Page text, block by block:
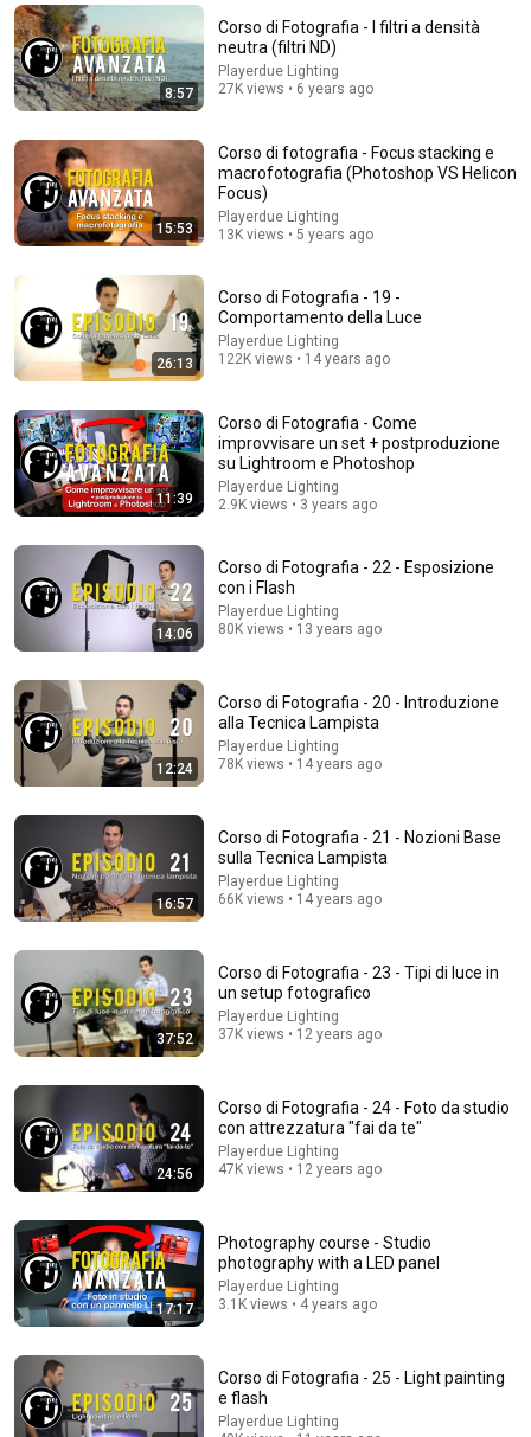
Hidden Reasons)
Ben Azadi • 623K views
LIVE: TURMOIL In Iran - IRGC Prepare Mojtaba
Tousi TV
New 278K views
ways to get it perfect.
Fabrizio Pavia 13K views
8:57
Corso di Fotografia - I filtri a densità
neutra (filtri ND)
Playerdue Lighting
27K views • 6 years ago
15:53
Corso di fotografia - Focus stacking e
macrofotografia (Photoshop VS Helicon
Focus)
Playerdue Lighting
13K views • 5 years ago
26:13
Corso di Fotografia - 19 -
Comportamento della Luce
Playerdue Lighting
122K views • 14 years ago
11:39
Corso di Fotografia - Come
improvvisare un set + postproduzione
su Lightroom e Photoshop
Playerdue Lighting
2.9K views • 3 years ago
14:06
Corso di Fotografia - 22 - Esposizione
con i Flash
Playerdue Lighting
80K views • 13 years ago
12:24
Corso di Fotografia - 20 - Introduzione
alla Tecnica Lampista
Playerdue Lighting
78K views • 14 years ago
16:57
Corso di Fotografia - 21 - Nozioni Base
sulla Tecnica Lampista
Playerdue Lighting
66K views • 14 years ago
37:52
Corso di Fotografia - 23 - Tipi di luce in
un setup fotografico
Playerdue Lighting
37K views • 12 years ago
24:56
Corso di Fotografia - 24 - Foto da studio
con attrezzatura "fai da te"
Playerdue Lighting
47K views • 12 years ago
17:17
Photography course - Studio
photography with a LED panel
Playerdue Lighting
3.1K views • 4 years ago
Corso di Fotografia - 25 - Light painting
e flash
Playerdue Lighting